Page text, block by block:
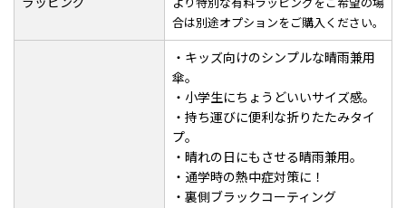
より特別な有料ラッピングをご希望の場
合は別途オプションをご購入ください。
・キッズ向けのシンプルな晴雨兼用
傘。
・小学生にちょうどいいサイズ感。
・持ち運びに便利な折りたたみタイ
プ。
・晴れの日にもさせる晴雨兼用。
・通学時の熱中症対策に！
・裏側ブラックコーティング